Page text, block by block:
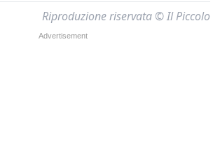
Riproduzione riservata © Il Piccolo